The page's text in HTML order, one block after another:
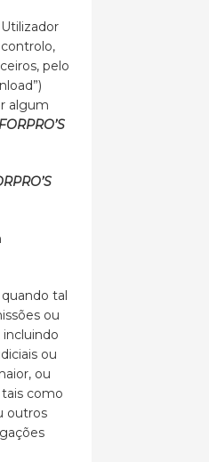
pelo
algum
tal
ou
incluindo
ou
ou
como
outros